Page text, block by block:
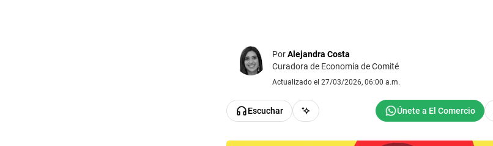
PorAlejandra Costa
Curadora de Economía de Comité
Actualizado el 27/03/2026, 06:00 a.m.
Escuchar